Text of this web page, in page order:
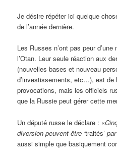
Je désire répéter ici quelque
de l’année dernière.
Les Russes n’ont pas peur
l’Otan. Leur seule réaction aux
(nouvelles bases et nouveau
d’investissements, etc…), est de
provocations, mais les officiels
que la Russie peut gérer cette
Un député russe le déclare : «
diversion peuvent être ‘traités’
aussi simple que basiquement